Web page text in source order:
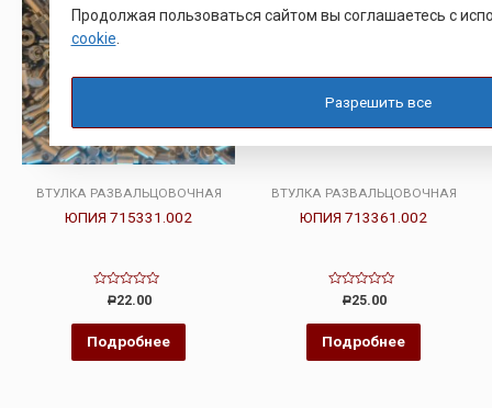
ВТУЛКА РАЗВАЛЬЦОВОЧНАЯ
ЮПИЯ 715331.002
Оценка
из
Р22.00
Подробнее
ВТУЛКА РАЗВАЛЬЦОВОЧНАЯ
ЮПИЯ 713361.002
Оценка
из
Р25.00
Подробнее
Продолжая пользоваться сайтом вы соглашаетесь с
cookie
Разрешить все